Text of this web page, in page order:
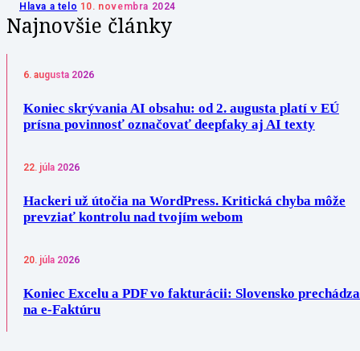
Hlava a telo 10. novembra 2024
Najnovšie články
6. augusta 2026
Koniec skrývania AI obsahu: od 2. augusta platí v EÚ
prísna povinnosť označovať deepfaky aj AI texty
22. júla 2026
Hackeri už útočia na WordPress. Kritická chyba môže
prevziať kontrolu nad tvojím webom
20. júla 2026
Koniec Excelu a PDF vo fakturácii: Slovensko prechádza
na e-Faktúru